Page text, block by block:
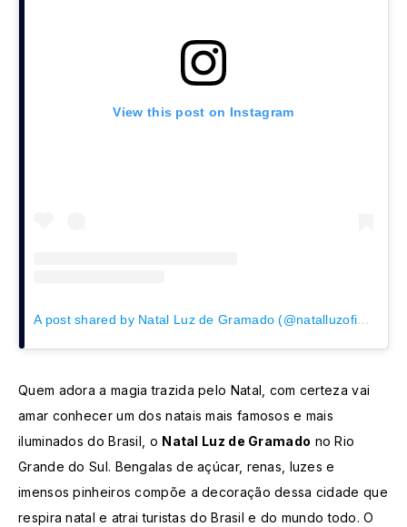
View this post on Instagram
A post shared by Natal Luz de Gramado (@natalluzoficial)
Quem adora a magia trazida pelo Natal, com certeza vai
amar conhecer um dos natais mais famosos e mais
iluminados do Brasil, o Natal Luz de Gramado no Rio
Grande do Sul. Bengalas de açúcar, renas, luzes e
imensos pinheiros compõe a decoração dessa cidade que
respira natal e atrai turistas do Brasil e do mundo todo. O